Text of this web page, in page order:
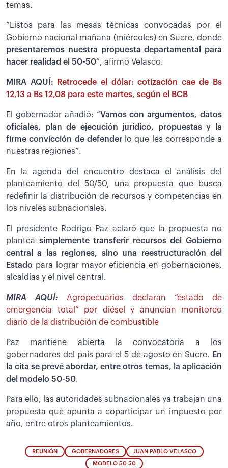
temas.
“Listos para las mesas técnicas convocadas por el
Gobierno nacional mañana (miércoles) en Sucre, donde
presentaremos nuestra propuesta departamental para
hacer realidad el 50-50”, afirmó Velasco.
MIRA AQUÍ:
Retrocede el dólar: cotización cae de Bs
12,13 a Bs 12,08 para este martes, según el BCB
El gobernador añadió: “Vamos con argumentos, datos
oficiales, plan de ejecución jurídico, propuestas y la
firme convicción de defenderlo que les corresponde a
nuestras regiones”.
En la agenda del encuentro destaca el análisis del
planteamiento del 50/50, una propuesta que busca
redefinir la distribución de recursos y competencias en
los niveles subnacionales.
El presidente Rodrigo Paz aclaró que la propuesta no
plantea simplemente transferir recursos del Gobierno
central a las regiones, sino una reestructuración del
Estado para lograr mayor eficiencia en gobernaciones,
alcaldías y el nivel central.
MIRA AQUÍ:
Agropecuarios declaran “estado de
emergencia total” por diésel y anuncian monitoreo
diario de la distribución de combustible
Paz mantiene abierta la convocatoria a los
gobernadores del país para el 5 de agosto en Sucre.
En
la cita se prevé abordar, entre otros temas, la aplicación
del modelo 50-50.
Para ello, las autoridades subnacionales ya trabajan una
propuesta que apunta a coparticipar un impuesto por
año, entre otros planteamientos.
REUNIÓN GOBERNADORES JUAN PABLO VELASCO
MODELO 50 50